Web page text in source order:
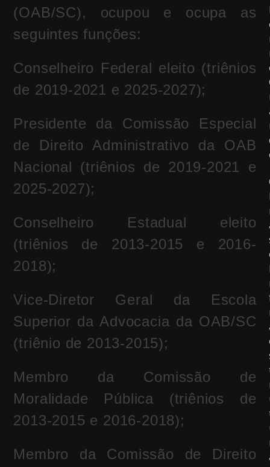
(OAB/SC), ocupou e ocupa as
seguintes funções:
Conselheiro Federal eleito (triênios
de 2019-2021 e 2025-2027);
Presidente da Comissão Especial
de Direito Administrativo da OAB
Nacional (triênios de 2019-2021 e
2025-2027);
Conselheiro Estadual eleito
(triênios de 2013-2015 e 2016-
2018);
Vice-Diretor Geral da Escola
Superior da Advocacia da OAB/SC
(triênio de 2013-2015);
Membro da Comissão de
Moralidade Pública (triênios de
2013-2015 e 2016-2018);
Membro da Comissão de Direito